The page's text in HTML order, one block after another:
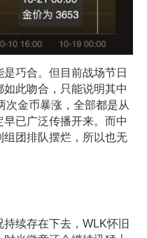
巧合。但目前战场节日
此吻合，只能说明其中
次金币暴涨，全部都是从
已广泛传播开来。而中
团排队摆烂，所以也无
续存在下去，WLK怀旧